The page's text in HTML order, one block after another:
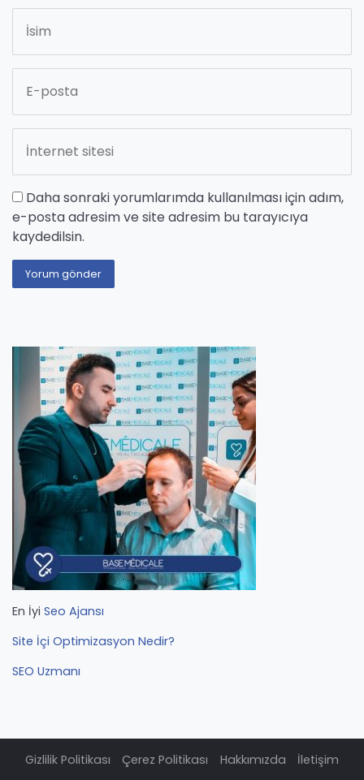
Daha sonraki yorumlarımda kullanılması için adım,
e-posta adresim ve site adresim bu tarayıcıya
kaydedilsin.
En İyi Seo Ajansı
Site İçi Optimizasyon Nedir?
SEO Uzmanı
Gizlilik Politikası Çerez Politikası Hakkımızda İletişim